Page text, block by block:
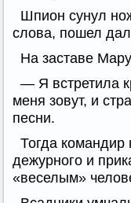
Шпион сунул
слова, пошел
На заставе
— Я встретила
меня зовут, и
песни.
Тогда командир
дежурного и
«веселым»